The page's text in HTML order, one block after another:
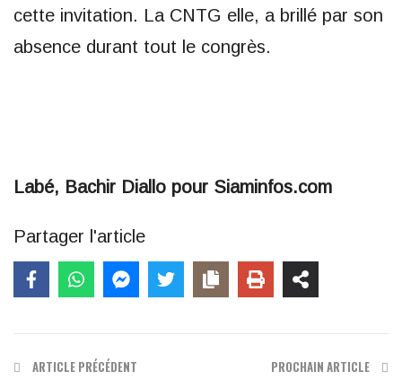
cette invitation. La CNTG elle, a brillé par son
absence durant tout le congrès.
Labé, Bachir Diallo pour Siaminfos.com
Partager l'article
ARTICLE PRÉCÉDENT PROCHAIN ARTICLE